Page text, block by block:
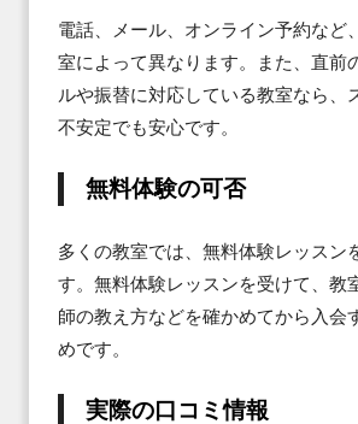
電話、メール、オンライン予約など
室によって異なります。また、直前
ルや振替に対応している教室なら、
不安定でも安心です。
無料体験の可否
多くの教室では、無料体験レッスン
す。無料体験レッスンを受けて、教
師の教え方などを確かめてから入会
めです。
実際の⼝コミ情報